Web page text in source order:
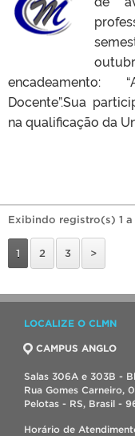
encadeamento:
Docente”.Sua
na qualificação da
Exibindo registro(s) 1
1 2 3 >
LOCALIZE O CLMN
CAMPUS ANGLO
Salas 306A e 303B -
Rua Gomes Carneiro,
Pelotas - RS, Brasil -
Horário de